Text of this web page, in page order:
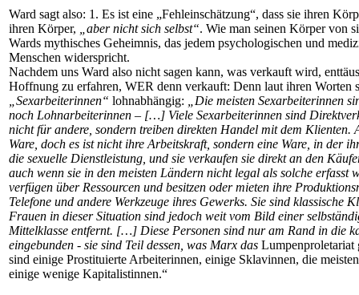
Ward sagt also: 1. Es ist eine „Fehleinschätzung“, dass sie ihren
ihren Körper,
„aber nicht sich selbst“. Wie man seinen Körper von
Wards mythisches Geheimnis, das jedem psychologischen und
Menschen widerspricht.
Nachdem uns Ward also nicht sagen kann, was verkauft wird,
Hoffnung zu erfahren, WER denn verkauft: Denn laut ihren Worten
„Sexarbeiterinnen“ lohnabhängig:
„Die meisten Sexarbeiterinnen
noch Lohnarbeiterinnen – […] Viele Sexarbeiterinnen sind
nicht für andere, sondern treiben direkten Handel mit dem Klienten.
Ware, doch es ist nicht ihre Arbeitskraft, sondern eine Ware, in der
die sexuelle Dienstleistung, und sie verkaufen sie direkt an den
auch wenn sie in den meisten Ländern nicht legal als solche erfasst
verfügen über Ressourcen und besitzen oder mieten ihre
Telefone und andere Werkzeuge ihres Gewerks. Sie sind klassische
Frauen in dieser Situation sind jedoch weit vom Bild einer
Mittelklasse entfernt. […] Diese Personen sind nur am Rand in die
eingebunden - sie sind Teil dessen, was Marx das
sind einige Prostituierte Arbeiterinnen, einige Sklavinnen, die
einige wenige Kapitalistinnen.“